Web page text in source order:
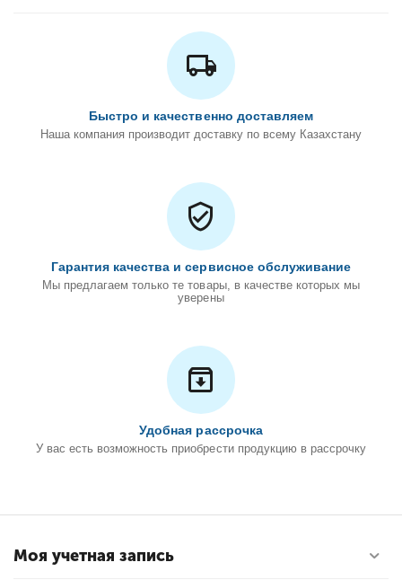
Быстро и качественно доставляем
Наша компания производит доставку по всему Казахстану
Гарантия качества и сервисное обслуживание
Мы предлагаем только те товары, в качестве которых мы
уверены
Удобная рассрочка
У вас есть возможность приобрести продукцию в рассрочку
Моя учетная запись